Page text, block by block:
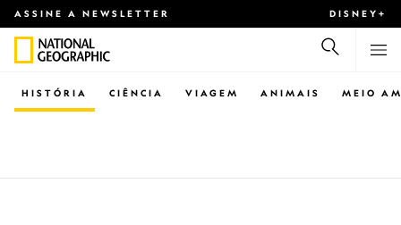
ASSINE A NEWSLETTER DISNEY+
CIÊNCIA VIAGEM ANIMAIS
HISTÓRIA MEIO